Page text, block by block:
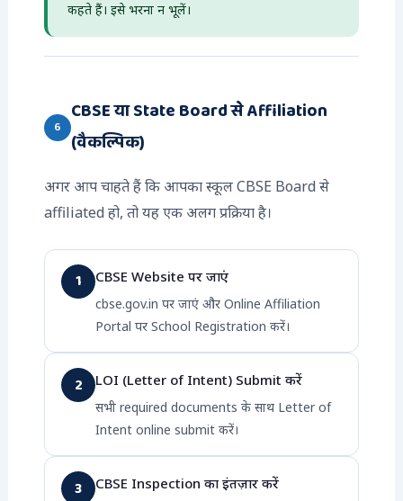
कहते हैं। इसे भरना न भूलें।
6
CBSE या State Board से Affiliation
(वैकल्पिक)
अगर आप चाहते हैं कि आपका स्कूल CBSE Board से
affiliated हो, तो यह एक अलग प्रक्रिया है।
1 CBSE Website पर जाएं
cbse.gov.in पर जाएं और Online Affiliation
Portal पर School Registration करें।
2 LOI (Letter of Intent) Submit करें
सभी required documents के साथ Letter of
Intent online submit करें।
3 CBSE Inspection का इंतज़ार करें